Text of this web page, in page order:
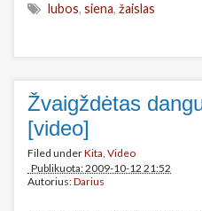
lubos, siena, žaislas
Žvaigždėtas
[video]
Filed underKita, Video
Publikuota: 2009-10-12 21:52
Autorius:Darius